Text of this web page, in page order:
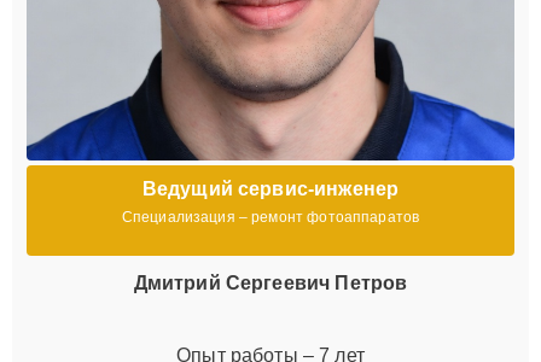
Ведущий сервис-инженер
Специализация – ремонт фотоаппаратов
Дмитрий Сергеевич Петров
Опыт работы – 7 лет